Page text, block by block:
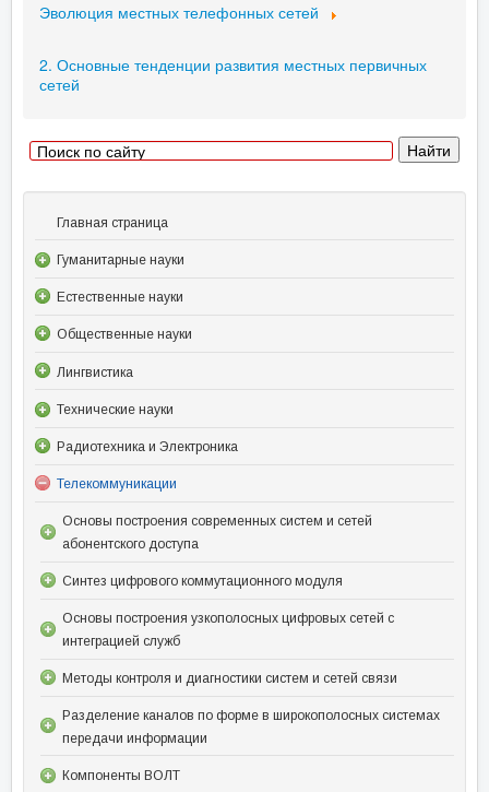
Эволюция местных телефонных сетей
2. Основные тенденции развития местных первичных
сетей
Главная страница
Гуманитарные науки
Естественные науки
Общественные науки
Лингвистика
Технические науки
Радиотехника и Электроника
Телекоммуникации
Основы построения современных систем и сетей
абонентского доступа
Синтез цифрового коммутационного модуля
Основы построения узкополосных цифровых сетей с
интеграцией служб
Методы контроля и диагностики систем и сетей связи
Разделение каналов по форме в широкополосных системах
передачи информации
Компоненты ВОЛТ